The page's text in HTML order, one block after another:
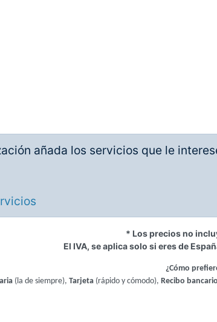
añada los servicios que le
* Los precios no
El IVA, se aplica solo si eres de
¿Cómo
(la de siempre), Tarjeta(rápido y cómodo), Recibo bancario